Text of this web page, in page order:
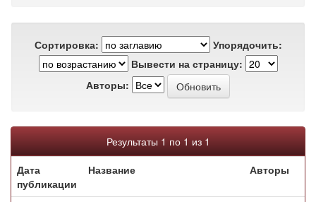
Сортировка:
Упорядочить:
Вывести на страницу:
Авторы:
Результаты 1 по 1 из 1
Дата
публикации
Название Авторы